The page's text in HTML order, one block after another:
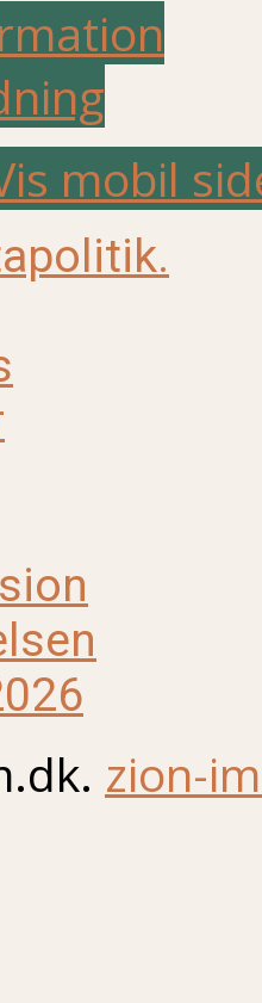
mobil
zion-